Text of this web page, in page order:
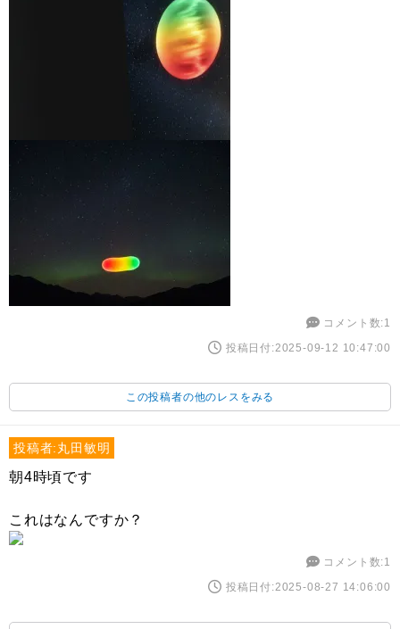
コメント数:1
投稿日付:2025-09-12 10:47:00
この投稿者の他のレスをみる
投稿者:丸田敏明
朝4時頃です
これはなんですか？
コメント数:1
投稿日付:2025-08-27 14:06:00